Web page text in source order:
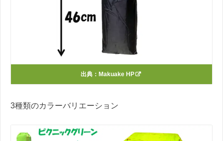
出典： Makuake HP
3種類のカラーバリエーション